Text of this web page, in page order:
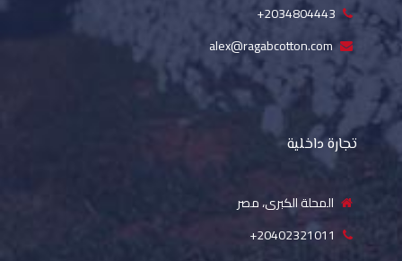
2034804443+
alex@ragabcotton.com
تجارة داخلية
المحلة الكبرى، مصر
20402321011+